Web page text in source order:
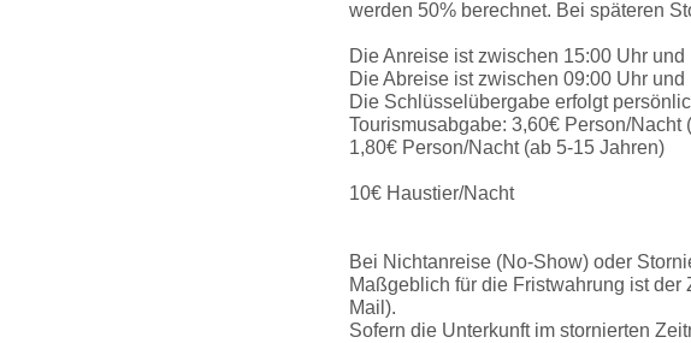
werden 50% berechnet. Bei späteren
Die Anreise ist zwischen 15:00 Uhr
Die Abreise ist zwischen 09:00 Uhr und
Die Schlüsselübergabe erfolgt
Tourismusabgabe: 3,60€ Person/Nacht
1,80€ Person/Nacht (ab 5-15 Jahren)
10€ Haustier/Nacht
Bei Nichtanreise (No-Show) oder
Maßgeblich für die Fristwahrung ist der
Mail).
Sofern die Unterkunft im stornierten